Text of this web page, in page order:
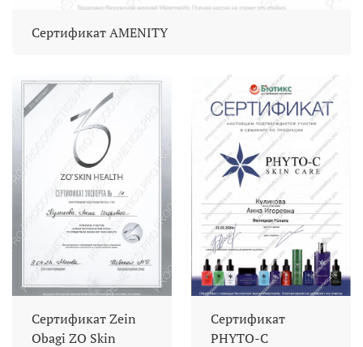
Сертификат AMENITY
Сертификат Zein
Obagi ZO Skin
Сертификат
PHYTO-C